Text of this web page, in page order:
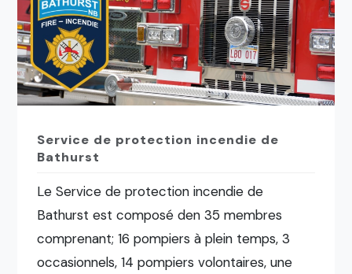
Service de protection incendie de
Bathurst
Le Service de protection incendie de
Bathurst est composé den 35 membres
comprenant; 16 pompiers à plein temps, 3
occasionnels, 14 pompiers volontaires, une